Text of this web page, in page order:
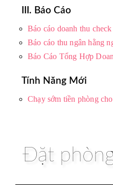
III. Báo Cáo
Báo cáo doanh thu
Báo cáo thu ngân hằng
Báo Cáo Tổng Hợp
Tính Năng Mới
Chạy sớm tiền phòng
Đặt